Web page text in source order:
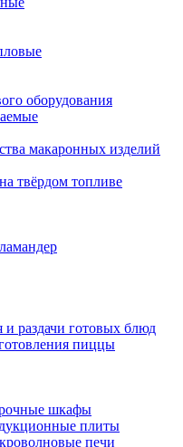
оборудования
макаронных изделий
твёрдом топливе
раздачи готовых блюд
пиццы
шкафы
плиты
печи